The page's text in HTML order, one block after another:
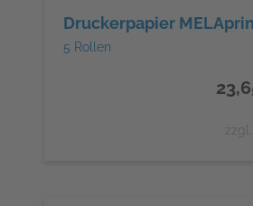
Druckerpapier
5 Rollen